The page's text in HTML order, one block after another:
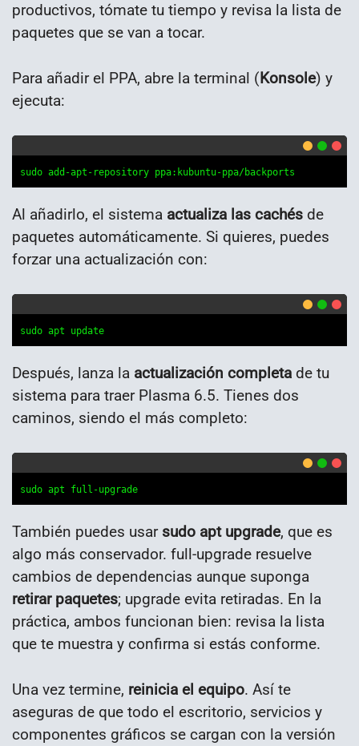
productivos, tómate tu tiempo y revisa la lista de
paquetes que se van a tocar.
Para añadir el PPA, abre la terminal (Konsole) y
ejecuta:
sudo add-apt-repository ppa:kubuntu-ppa/backports
Al añadirlo, el sistema actualiza las cachés de
paquetes automáticamente. Si quieres, puedes
forzar una actualización con:
sudo apt update
Después, lanza la actualización completa de tu
sistema para traer Plasma 6.5. Tienes dos
caminos, siendo el más completo:
sudo apt full-upgrade
También puedes usar sudo apt upgrade, que es
algo más conservador. full-upgrade resuelve
cambios de dependencias aunque suponga
retirar paquetes; upgrade evita retiradas. En la
práctica, ambos funcionan bien: revisa la lista
que te muestra y confirma si estás conforme.
Una vez termine, reinicia el equipo. Así te
aseguras de que todo el escritorio, servicios y
componentes gráficos se cargan con la versión